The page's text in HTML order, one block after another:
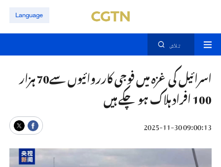
Language
تلاش
اسرائیل کی غزہ میں فوجی کارروائیوں سے70 ہزار
100 افراد ہلاک ہو چکے ہیں
09:00:13 2025-11-30